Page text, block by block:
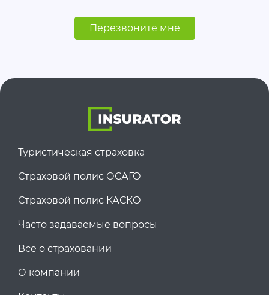
Перезвоните мне
Туристическая страховка
Страховой полис ОСАГО
Страховой полис КАСКО
Часто задаваемые вопросы
Все о страховании
О компании